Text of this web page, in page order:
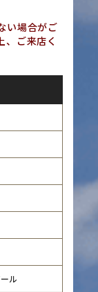
い場合がご
、ご来店く
ル